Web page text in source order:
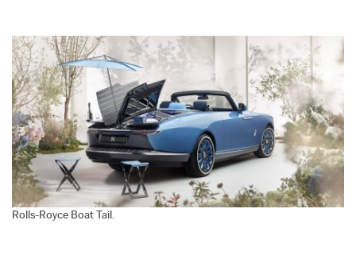
Rolls-Royce Boat Tail.